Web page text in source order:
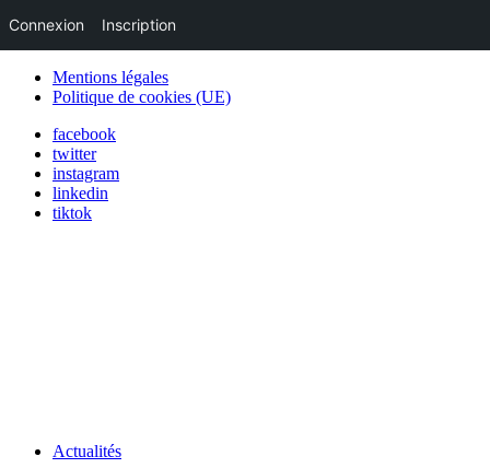
Mentions légales
Politique de cookies (UE)
facebook
twitter
instagram
linkedin
tiktok
Actualités
Connexion Inscription